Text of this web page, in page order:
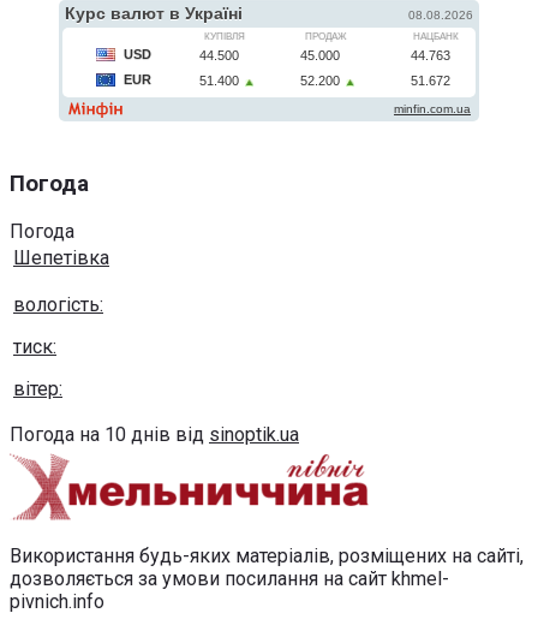
Погода
Погода
Шепетівка
вологість:
тиск:
вітер:
Погода на 10 днів від sinoptik.ua
Використання будь-яких матеріалів, розміщених на сайті,
дозволяється за умови посилання на сайт khmel-
pivnich.info